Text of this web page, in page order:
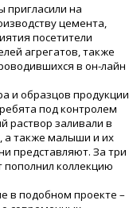
пригласили на
цемента,
посетители
агрегатов, также
в он-лайн
и образцов продукции
под контролем
раствор заливали в
а также малыши и их
представляют. За три
пополнил коллекцию
в подобном проекте –